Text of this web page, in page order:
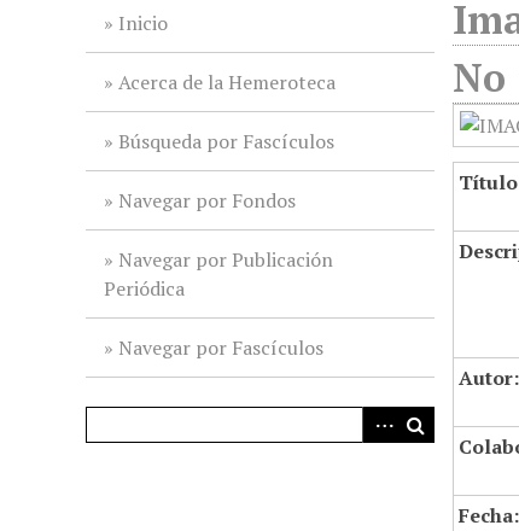
Inicio
Acerca de la Hemeroteca
Búsqueda por Fascículos
Navegar por Fondos
Navegar por Publicación
Periódica
Navegar por Fascículos
No
Autor:
Fecha: